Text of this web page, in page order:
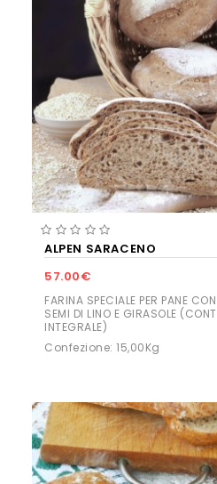
ALPEN SARACENO
57.00€
FARINA SPECIALE PER PANE
SEMI DI LINO E GIRASOLE
INTEGRALE)
Confezione: 15,00Kg